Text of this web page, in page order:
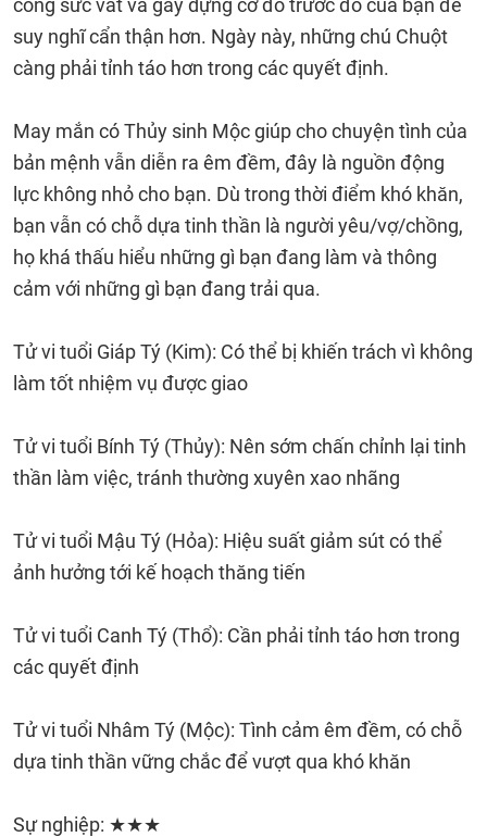
công sức vất vả gây dựng cơ đồ trước đó của bạn để
suy nghĩ cẩn thận hơn. Ngày này, những chú Chuột
càng phải tỉnh táo hơn trong các quyết định.
May mắn có Thủy sinh Mộc giúp cho chuyện tình của
bản mệnh vẫn diễn ra êm đềm, đây là nguồn động
lực không nhỏ cho bạn. Dù trong thời điểm khó khăn,
bạn vẫn có chỗ dựa tinh thần là người yêu/vợ/chồng,
họ khá thấu hiểu những gì bạn đang làm và thông
cảm với những gì bạn đang trải qua.
Tử vi tuổi Giáp Tý (Kim): Có thể bị khiến trách vì không
làm tốt nhiệm vụ được giao
Tử vi tuổi Bính Tý (Thủy): Nên sớm chấn chỉnh lại tinh
thần làm việc, tránh thường xuyên xao nhãng
Tử vi tuổi Mậu Tý (Hỏa): Hiệu suất giảm sút có thể
ảnh hưởng tới kế hoạch thăng tiến
Tử vi tuổi Canh Tý (Thổ): Cần phải tỉnh táo hơn trong
các quyết định
Tử vi tuổi Nhâm Tý (Mộc): Tình cảm êm đềm, có chỗ
dựa tinh thần vững chắc để vượt qua khó khăn
Sự nghiệp: ★★★